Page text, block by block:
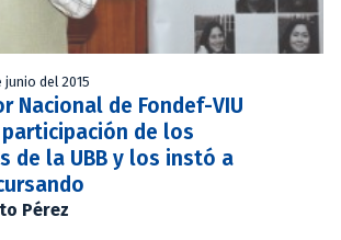
junio del 2015
Nacional de Fondef-VIU
de los
de la UBB y los instó a
Pérez